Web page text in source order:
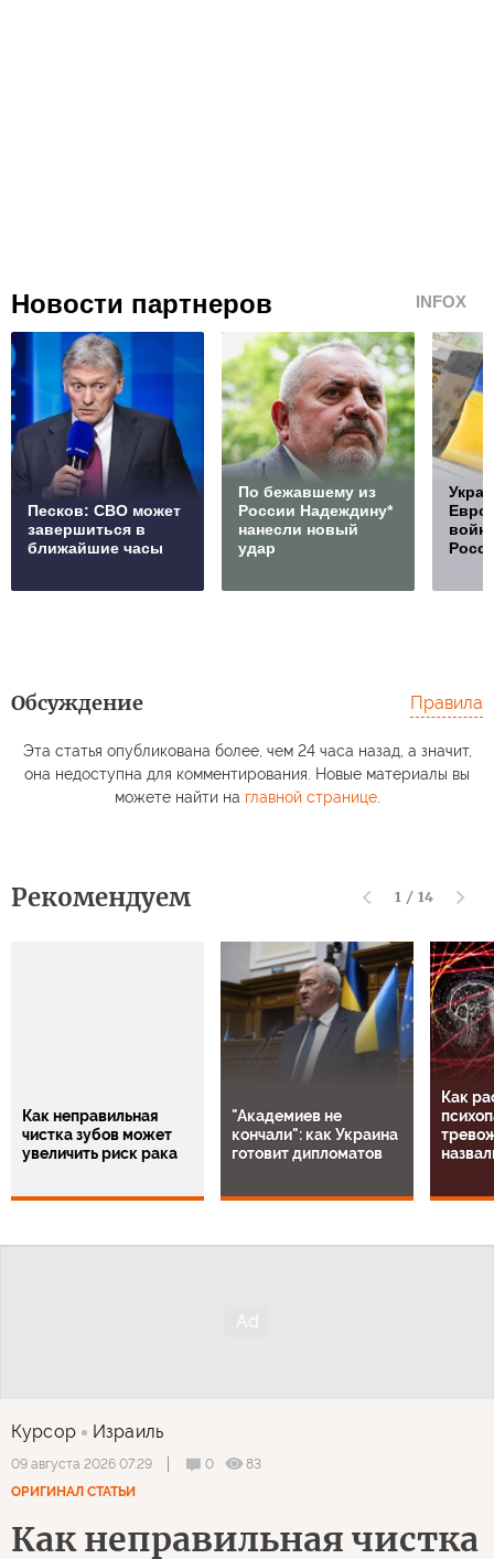
Новости партнеров INFOX
Песков: СВО может
завершиться в
ближайшие часы
По бежавшему из
России Надеждину*
нанесли новый
удар
Обсуждение Правила
Эта статья опубликована более, чем 24 часа назад, а значит,
она недоступна для комментирования. Новые материалы вы
можете найти на главной странице.
Рекомендуем 1 / 14
Как неправильная
чистка зубов может
увеличить риск рака
"Академиев не
кончали": как Украина
готовит дипломатов
Как
Курсор Израиль
09 августа 2026 07:29 0
83
ОРИГИНАЛ СТАТЬИ
Как неправильная чистка